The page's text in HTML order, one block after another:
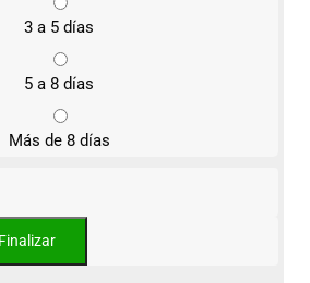
3 a 5 días
5 a 8 días
Más de 8 días